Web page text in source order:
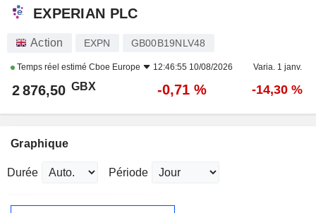
EXPERIAN PLC
Action EXPN GB00B19NLV48
Temps réel estimé Cboe Europe 12:46:55 10/08/2026 Varia. 1 janv.
2 876,50 GBX -0,71 % -14,30 %
Graphique
Durée Période